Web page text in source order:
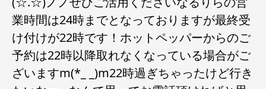
業時間は24時までとなっておりますが最終受
け付けが22時です！ホットペッパーからのご
予約は22時以降取れなくなっている場合がご
ざいますm(*_ _)m22時過ぎちゃったけど行き